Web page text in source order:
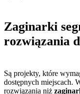
PPIC – szczypce
PPID – szczypce
TRACDC – traser do
Zaginarki
rozwiązania
Są projekty, które
dostępnych miejscach.
rozwiązania niż